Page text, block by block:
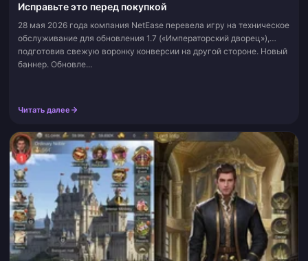
Исправьте это перед покупкой
28 мая 2026 года компания NetEase перевела игру на техническое
обслуживание для обновления 1.7 («Императорский дворец»),
подготовив свежую воронку конверсии на другой стороне. Новый
баннер. Обновле...
Читать далее